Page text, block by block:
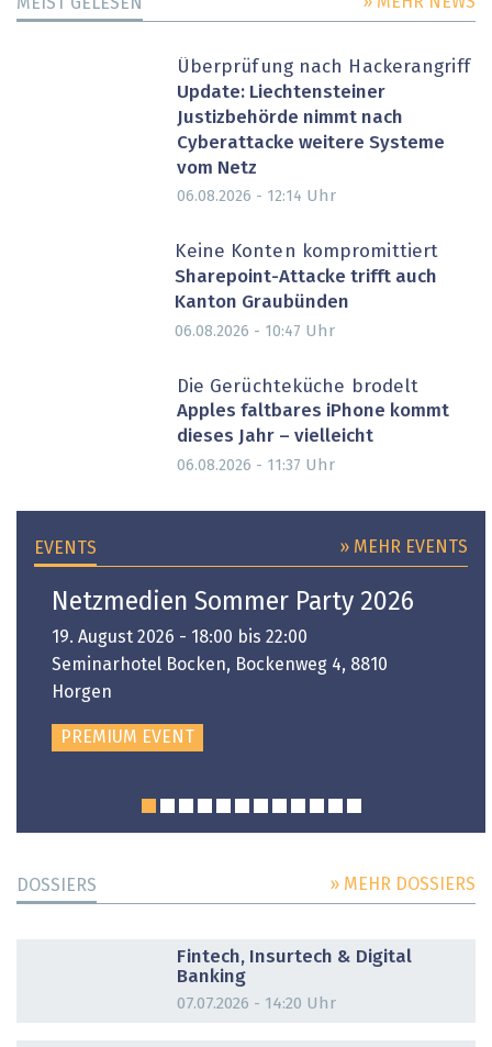
Überprüfung nach Hackerangriff
Update: Liechtensteiner
Justizbehörde nimmt nach
Cyberattacke weitere Systeme
vom Netz
06.08.2026 - 12:14 Uhr
Keine Konten kompromittiert
Sharepoint-Attacke trifft auch
Kanton Graubünden
06.08.2026 - 10:47 Uhr
Die Gerüchteküche brodelt
Apples faltbares iPhone kommt
dieses Jahr – vielleicht
06.08.2026 - 11:37 Uhr
EVENTS » MEHR EVENTS
Netzmedien Sommer Party 2026
19. August 2026 - 18:00 bis 22:00
Seminarhotel Bocken, Bockenweg 4, 8810
Horgen
PREMIUM EVENT
DOSSIERS » MEHR DOSSIERS
Fintech, Insurtech & Digital
Banking
07.07.2026 - 14:20 Uhr